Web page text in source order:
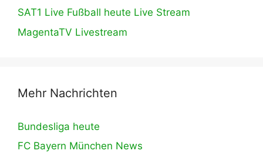
SAT1 Live Fußball heute Live Stream
MagentaTV Livestream
Mehr Nachrichten
Bundesliga heute
FC Bayern München News